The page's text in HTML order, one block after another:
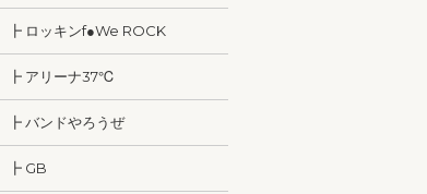
┣ ロッキンf●We ROCK
┣ アリーナ37℃
┣ バンドやろうぜ
┣ GB